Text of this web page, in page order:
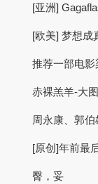
[亚洲]
[欧美] 梦想成
推荐一部电影
赤裸羔羊-大
周永康、郭
[原创]年前最
臀，妥